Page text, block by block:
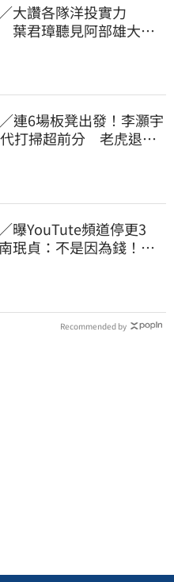
大讚各隊洋投實力
君璋聽見阿部雄大被
連6場板凳出發！李灝宇
打掃超前分 老虎退巨
曝YouTute頻道停更3
貞：不是因為錢！粉
Recommended by